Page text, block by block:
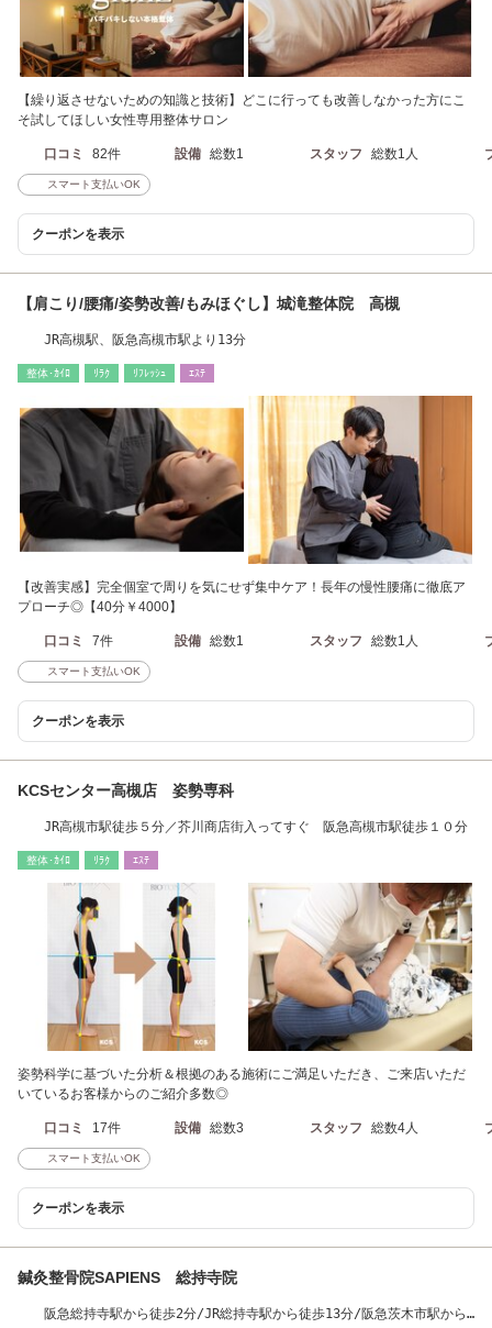
【繰り返させないための知識と技術】どこに行っても改善しなかった方にこ
そ試してほしい女性専用整体サロン
口コミ 82件 設備 総数1 スタッフ 総数1人
スマート支払いOK
クーポンを表示
【肩こり/腰痛/姿勢改善/もみほぐし】城滝整体院 高槻
JR高槻駅、阪急高槻市駅より13分
整体･ｶｲﾛ ﾘﾗｸ ﾘﾌﾚｯｼｭ ｴｽﾃ
【改善実感】完全個室で周りを気にせず集中ケア！長年の慢性腰痛に徹底ア
プローチ◎【40分￥4000】
口コミ 7件 設備 総数1 スタッフ 総数1人
スマート支払いOK
クーポンを表示
KCSセンター高槻店 姿勢専科
JR高槻市駅徒歩５分／芥川商店街入ってすぐ 阪急高槻市駅徒歩１０分
整体･ｶｲﾛ ﾘﾗｸ ｴｽﾃ
姿勢科学に基づいた分析＆根拠のある施術にご満足いただき、ご来店いただ
いているお客様からのご紹介多数◎
口コミ 17件 設備 総数3 スタッフ 総数4人
スマート支払いOK
クーポンを表示
鍼灸整骨院SAPIENS 総持寺院
阪急総持寺駅から徒歩2分/JR総持寺駅から徒歩13分/阪急茨木市駅から